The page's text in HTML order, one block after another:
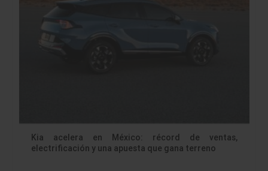
Kia acelera en México: récord de ventas,
electrificación y una apuesta que gana terreno